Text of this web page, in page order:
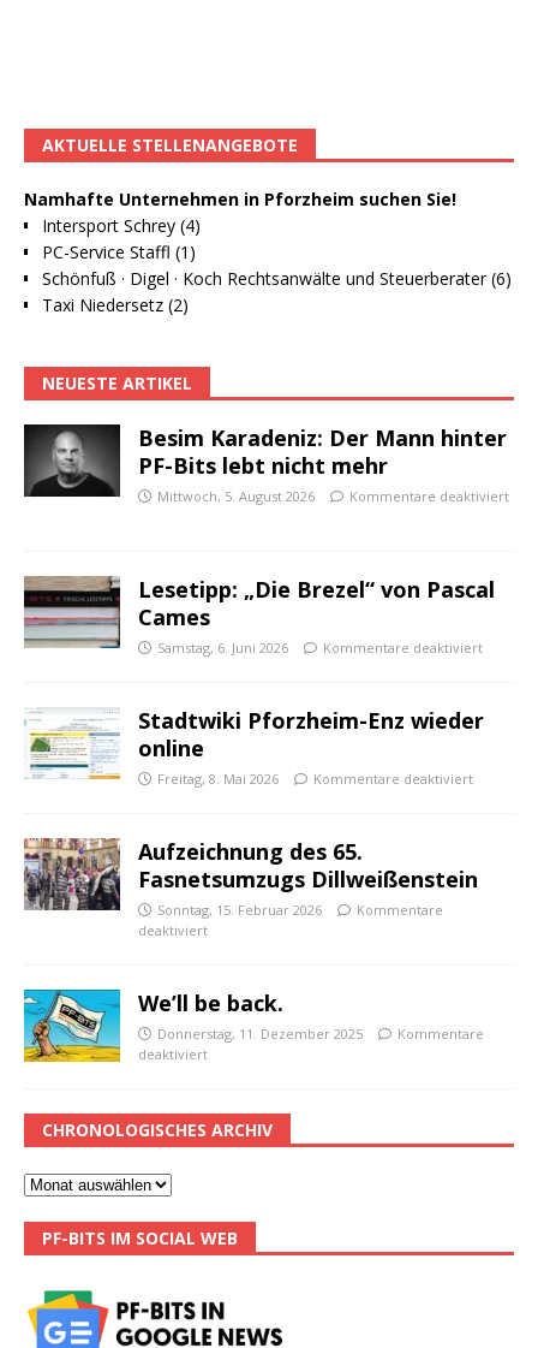
AKTUELLE STELLENANGEBOTE
Namhafte Unternehmen in Pforzheim suchen Sie!
Intersport Schrey (4)
PC-Service Staffl (1)
Schönfuß · Digel · Koch Rechtsanwälte und Steuerberater (6)
Taxi Niedersetz (2)
NEUESTE ARTIKEL
Besim Karadeniz: Der Mann hinter
PF-Bits lebt nicht mehr
Mittwoch, 5. August 2026 Kommentare deaktiviert
Lesetipp: „Die Brezel“ von Pascal
Cames
Samstag, 6. Juni 2026 Kommentare deaktiviert
Stadtwiki Pforzheim-Enz wieder
online
Freitag, 8. Mai 2026 Kommentare deaktiviert
Aufzeichnung des 65.
Fasnetsumzugs Dillweißenstein
Sonntag, 15. Februar 2026
Kommentare
deaktiviert
We’ll be back.
Donnerstag, 11. Dezember 2025
Kommentare
deaktiviert
CHRONOLOGISCHES ARCHIV
PF-BITS IM SOCIAL WEB